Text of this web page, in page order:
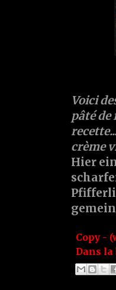
Voici
pâté
crème
Hier
Copy -
Dans la